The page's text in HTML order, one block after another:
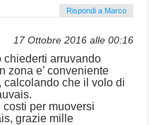
Rispondi a Marco
17 Ottobre 2016 alle 00:16
chiederti arruvando
zona e’ conveniente
calcolando che il volo di
per muoversi
grazie mille